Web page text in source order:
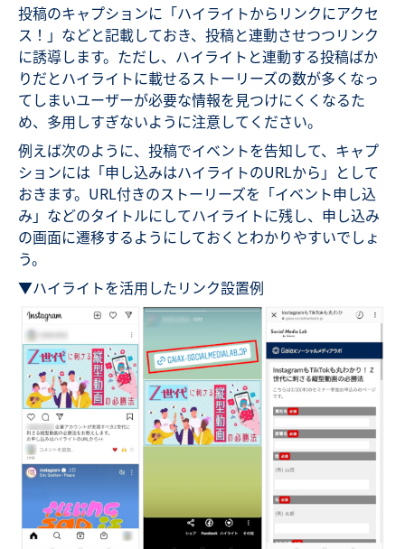
投稿のキャプションに「ハイライトからリンクにアクセ
ス！」などと記載しておき、投稿と連動させつつリンク
に誘導します。ただし、ハイライトと連動する投稿ばか
りだとハイライトに載せるストーリーズの数が多くなっ
てしまいユーザーが必要な情報を見つけにくくなるた
め、多用しすぎないように注意してください。
例えば次のように、投稿でイベントを告知して、キャプ
ションには「申し込みはハイライトのURLから」として
おきます。URL付きのストーリーズを「イベント申し込
み」などのタイトルにしてハイライトに残し、申し込み
の画面に遷移するようにしておくとわかりやすいでしょ
う。
▼ハイライトを活用したリンク設置例